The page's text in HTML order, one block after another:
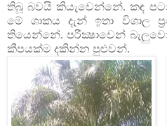
තිබූ බවයි කියැවෙන්නේ. කඳ
මේ ශාකය දැන් ඉතා විශාල
තියෙන්නේ. පරීක්‍ෂාවෙන්
කීපයක්ම දකින්න පුළුවන්.